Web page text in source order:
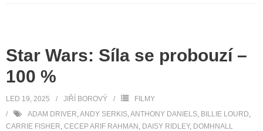
Star Wars: Síla se probouzí –
100 %
LED 19, 2025 JIŘÍ BOROVÝ
FILMY
ADAM DRIVER,ANDY SERKIS,ANTHONY DANIELS, BILLIE LOURD,
CARRIE FISHER, CECEP ARIF RAHMAN , DAISY RIDLEY, DOMHNALL